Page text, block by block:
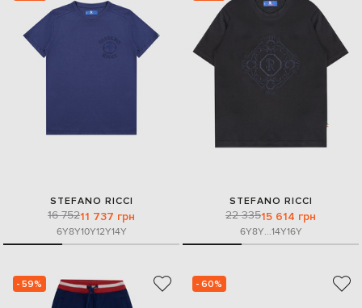
STEFANO RICCI
16 75211 737 грн
6Y8Y10Y12Y14Y
STEFANO RICCI
22 33515 614 грн
6Y8Y...14Y16Y
- 59% - 60%